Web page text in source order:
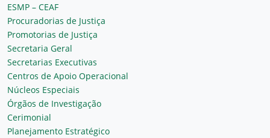
ESMP – CEAF
Procuradorias de Justiça
Promotorias de Justiça
Secretaria Geral
Secretarias Executivas
Centros de Apoio Operacional
Núcleos Especiais
Órgãos de Investigação
Cerimonial
Planejamento Estratégico